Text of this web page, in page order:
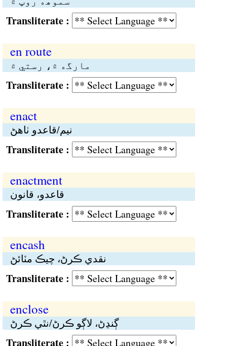
:
en route
مارگە ۾، رستي ۾
:
enact
نيم/قاعدو ٺاهڻ
:
enactment
قاعدو، قانون
:
encash
نقدي ڪرڻ، چيڪ مٽائڻ
:
enclose
ڳنڍڻ، لاڳو ڪرڻ/نٿي ڪرڻ
: